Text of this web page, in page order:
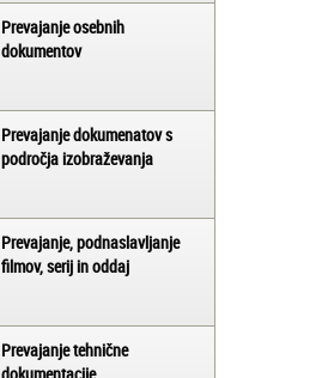
Prevajanje osebnih
dokumentov
Prevajanje dokumenatov s
področja izobraževanja
Prevajanje, podnaslavljanje
filmov, serij in oddaj
Prevajanje tehnične
dokumentacije